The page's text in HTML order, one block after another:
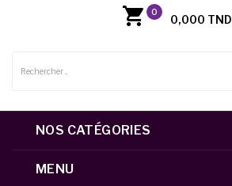
0
0,000 TND
NOS CATÉGORIES
MENU